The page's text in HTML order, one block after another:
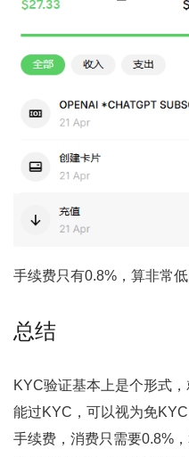
手续费只有0.8%，算非常
总结
KYC验证基本上是个形式
能过KYC，可以视为免
手续费，消费只需要0.8%